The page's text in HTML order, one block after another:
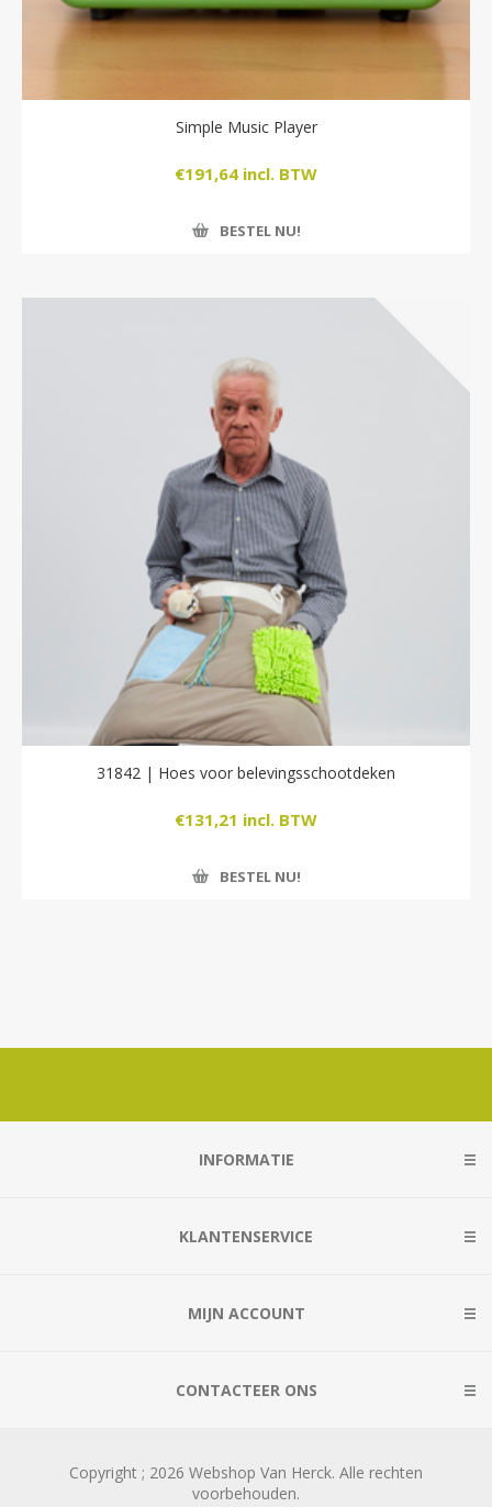
Simple Music Player
€191,64 incl. BTW
BESTEL NU!
31842 | Hoes voor belevingsschootdeken
€131,21 incl. BTW
BESTEL NU!
INFORMATIE
KLANTENSERVICE
MIJN ACCOUNT
CONTACTEER ONS
Copyright ; 2026 Webshop Van Herck. Alle rechten
voorbehouden.